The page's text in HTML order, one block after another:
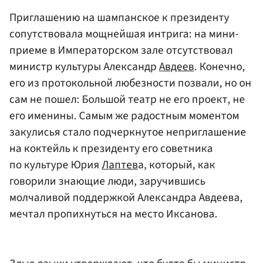
Приглашению на шампанское к президенту
сопутствовала мощнейшая интрига: на мини-
приеме в Императорском зале отсутствовал
министр культуры АлександрАвдеев. Конечно,
его из протокольной любезности позвали, но он
сам не пошел: Большой театр не его проект, не
его именины. Самым же радостным моментом
закулисья стало подчеркнутое неприглашение
на коктейль к президенту его советника
по культуре ЮрияЛаптева, который, как
говорили знающие люди, заручившись
молчаливой поддержкой Александра Авдеева,
мечтал пропихнуться на место Иксанова.